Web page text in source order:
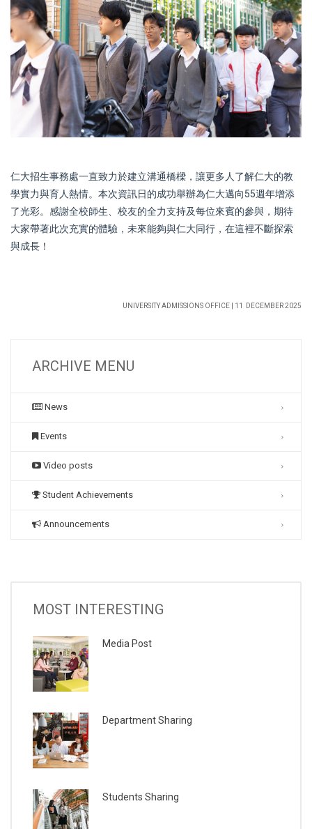
仁大招生事務處一直致力於建立溝通橋樑，讓更多人了解仁大的教
學實力與育人熱情。本次資訊日的成功舉辦為仁大邁向55週年增添
了光彩。感謝全校師生、校友的全力支持及每位來賓的參與，期待
大家帶著此次充實的體驗，未來能夠與仁大同行，在這裡不斷探索
與成長！
UNIVERSITY ADMISSIONS OFFICE | 11 DECEMBER 2025
ARCHIVE MENU
News
Events
Video posts
Student Achievements
Announcements
MOST INTERESTING
Media Post
Department Sharing
Students Sharing